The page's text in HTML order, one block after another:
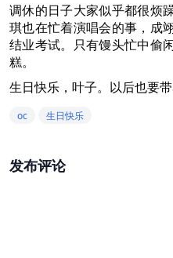
调休的日子大家似乎都很烦
琪也在忙着演唱会的事，成
结业考试。只有馒头忙中偷
糕。
生日快乐，叶子。以后也要
oc 生日快乐
发布评论